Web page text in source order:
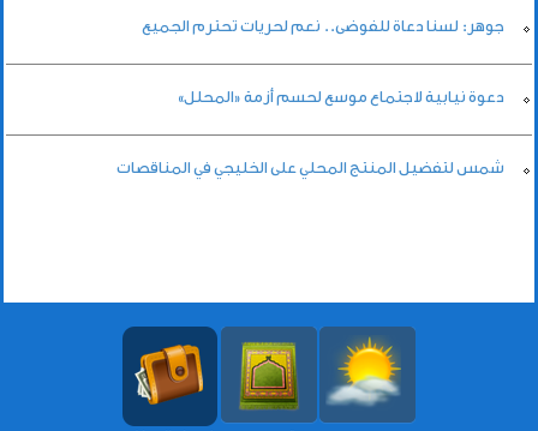
جوهر: لسنا دعاة للفوضى.. نعم لحريات تحترم الجميع
دعوة نيابية لاجتماع موسع لحسم أزمة «المحلل»
شمس لتفضيل المنتج المحلي على الخليجي في المناقصات